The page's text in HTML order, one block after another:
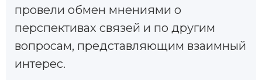
провели обмен мнениями о
перспективах связей и по другим
вопросам, представляющим взаимный
интерес.